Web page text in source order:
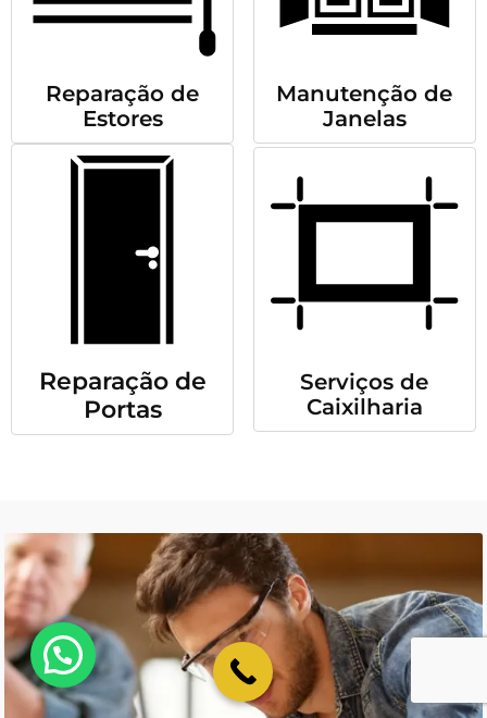
Reparação de
Estores
Manutenção de
Janelas
Reparação de
Portas
Serviços de
Caixilharia
💬 Como podemos ajudar?